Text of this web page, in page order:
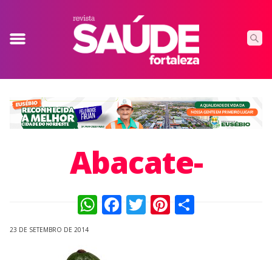
Abacate-
WhatsApp
Facebook
TwitterPinterest
23 DE SETEMBRO DE 2014